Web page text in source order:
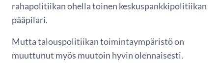
rahapolitiikan ohella toinen keskuspankkipolitiikan
pääpilari.
Mutta talouspolitiikan toimintaympäristö on
muuttunut myös muutoin hyvin olennaisesti.